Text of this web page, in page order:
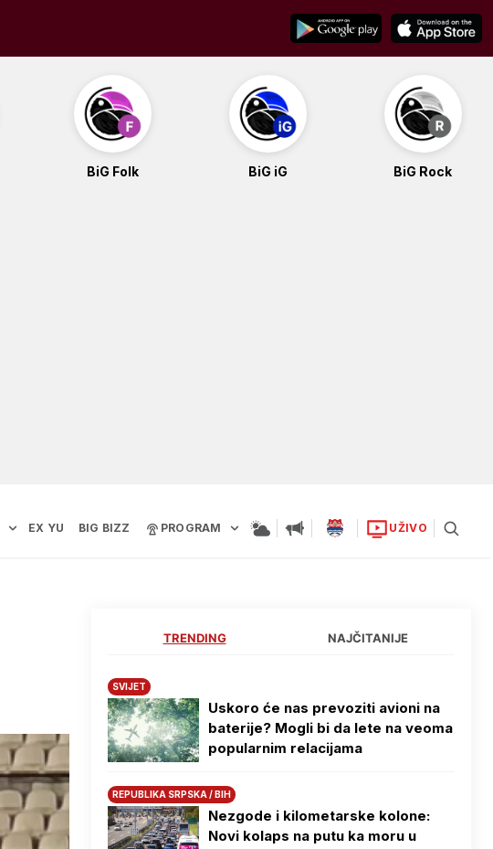
BiG Folk BiG iG BiG Rock
EX YU BIG BIZZ PROGRAM UŽIVO
TRENDING NAJČITANIJE
SVIJET
Uskoro će nas prevoziti avioni na
baterije? Mogli bi da lete na veoma
popularnim relacijama
REPUBLIKA SRPSKA / BIH
Nezgode i kilometarske kolone:
Novi kolaps na putu ka moru u